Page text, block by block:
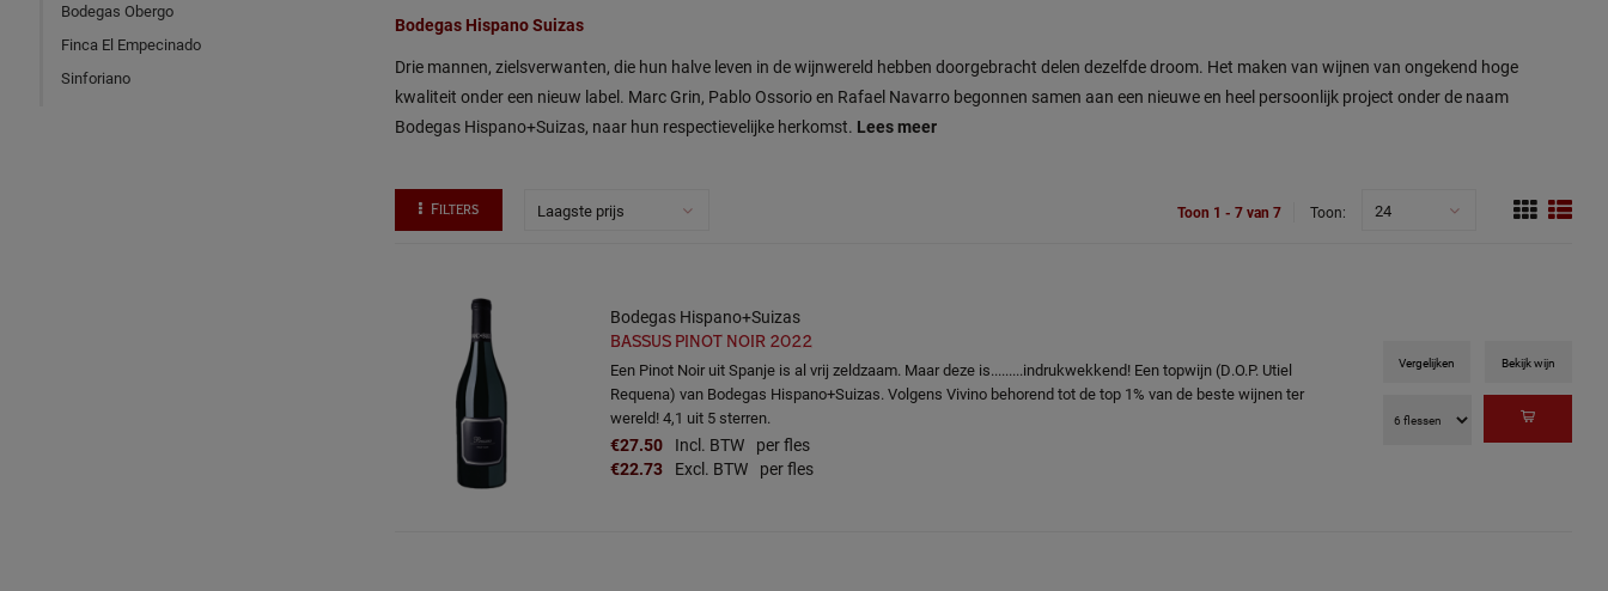
Bodegas Obergo
Finca El Empecinado
Sinforiano
Bodegas Hispano Suizas
Drie mannen, zielsverwanten, die hun halve leven in de wijnwereld hebben doorgebracht delen dezelfde droom. Het maken van wijnen van ongekend hoge
kwaliteit onder een nieuw label. Marc Grin, Pablo Ossorio en Rafael Navarro begonnen samen aan een nieuwe en heel persoonlijk project onder de naam
Bodegas Hispano+Suizas, naar hun respectievelijke herkomst. Lees meer
Filters Laagste prijs Toon 1 - 7 van 7 Toon: 24
Bodegas Hispano+Suizas
BASSUS PINOT NOIR 2022
Een Pinot Noir uit Spanje is al vrij zeldzaam. Maar deze is.........indrukwekkend! Een topwijn (D.O.P. Utiel
Requena) van Bodegas Hispano+Suizas. Volgens Vivino behorend tot de top 1% van de beste wijnen ter
wereld! 4,1 uit 5 sterren.
€27.50 Incl. BTW per fles
€22.73 Excl. BTW per fles
Vergelijken Bekijk wijn